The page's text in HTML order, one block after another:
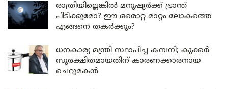
രാത്രിയില്ലെങ്കിൽ മനുഷ്യർക്ക് ഭ്രാന്ത്
പിടിക്കുമോ? ഈ ഒരൊറ്റ മാറ്റം ലോകത്തെ
എങ്ങനെ തകർക്കും?
ധനകാര്യ മന്ത്രി സ്ഥാപിച്ച കമ്പനി; കുക്കർ
സുരക്ഷിതമായതിന് കാരണക്കാരനായ
ചെറുമകൻ